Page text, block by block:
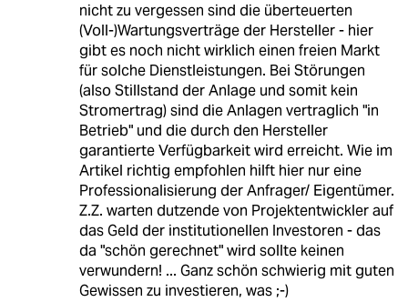
nicht zu vergessen sind die überteuerten
(Voll-)Wartungsverträge der Hersteller - hier
gibt es noch nicht wirklich einen freien Markt
für solche Dienstleistungen. Bei Störungen
(also Stillstand der Anlage und somit kein
Stromertrag) sind die Anlagen vertraglich "in
Betrieb" und die durch den Hersteller
garantierte Verfügbarkeit wird erreicht. Wie im
Artikel richtig empfohlen hilft hier nur eine
Professionalisierung der Anfrager/ Eigentümer.
Z.Z. warten dutzende von Projektentwickler auf
das Geld der institutionellen Investoren - das
da "schön gerechnet" wird sollte keinen
verwundern! ... Ganz schön schwierig mit guten
Gewissen zu investieren, was ;-)